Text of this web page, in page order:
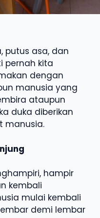
putus asa, dan
pernah kita
dengan
manusia yang
ataupun
duka diberikan
manusia.
hampir
kembali
mulai kembali
demi lembar